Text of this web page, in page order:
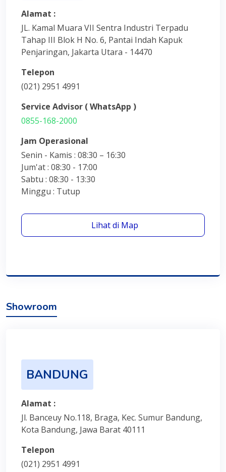
Alamat :
JL. Kamal Muara VII Sentra Industri Terpadu
Tahap III Blok H No. 6, Pantai Indah Kapuk
Penjaringan, Jakarta Utara - 14470
Telepon
(021) 2951 4991
Service Advisor ( WhatsApp )
0855-168-2000
Jam Operasional
Senin - Kamis : 08:30 – 16:30
Jum'at : 08:30 - 17:00
Sabtu : 08:30 - 13:30
Minggu : Tutup
Lihat di Map
Showroom
BANDUNG
Alamat :
Jl. Banceuy No.118, Braga, Kec. Sumur Bandung,
Kota Bandung, Jawa Barat 40111
Telepon
(021) 2951 4991